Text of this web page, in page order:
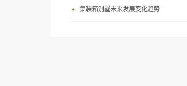
集装箱别墅未来发展变化趋势